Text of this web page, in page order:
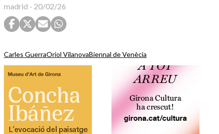
madrid - 20/02/26
Carles GuerraOriol VilanovaBiennal de Venècia